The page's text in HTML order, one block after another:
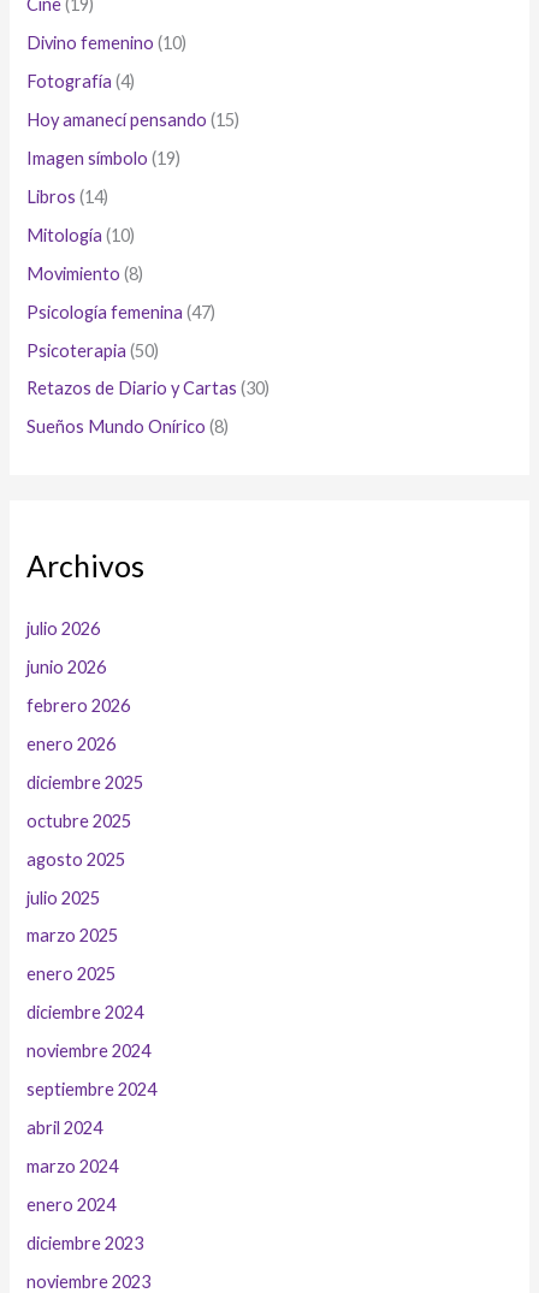
Cine(19)
Divino femenino (10)
Fotografía (4)
Hoy amanecí pensando (15)
Imagen símbolo (19)
Libros (14)
Mitología (10)
Movimiento (8)
Psicología femenina (47)
Psicoterapia (50)
Retazos de Diario y Cartas (30)
Sueños Mundo Onírico (8)
Archivos
julio 2026
junio 2026
febrero 2026
enero 2026
diciembre 2025
octubre 2025
agosto 2025
julio 2025
marzo 2025
enero 2025
diciembre 2024
noviembre 2024
septiembre 2024
abril 2024
marzo 2024
enero 2024
diciembre 2023
noviembre 2023